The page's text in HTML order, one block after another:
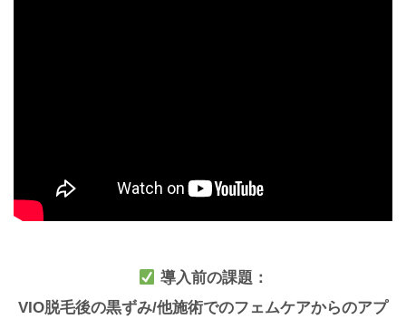
導入前の課題：
VIO脱毛後の黒ずみ/他施術でのフェムケアからのアプ